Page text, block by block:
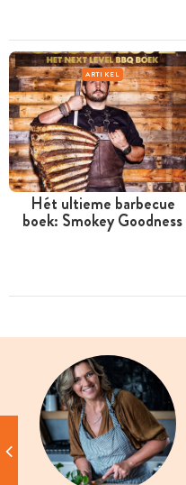
ARTIKEL
Hét ultieme barbecue
boek: Smokey Goodness